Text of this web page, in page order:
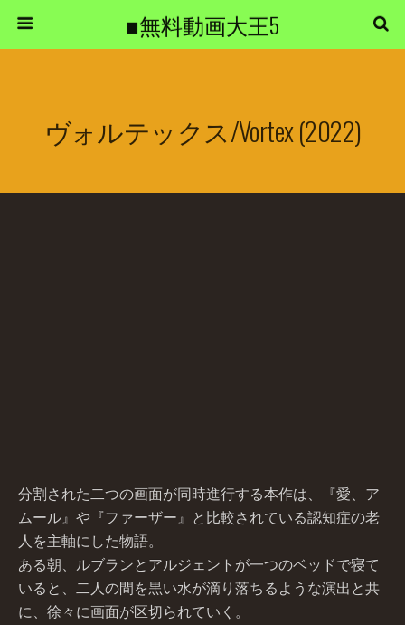
■無料動画大王5
ヴォルテックス/Vortex (2022)
分割された二つの画面が同時進行する本作は、『愛、ア
ムール』や『ファーザー』と比較されている認知症の老
人を主軸にした物語。
ある朝、ルブランとアルジェントが一つのベッドで寝て
いると、二人の間を黒い水が滴り落ちるような演出と共
に、徐々に画面が区切られていく。